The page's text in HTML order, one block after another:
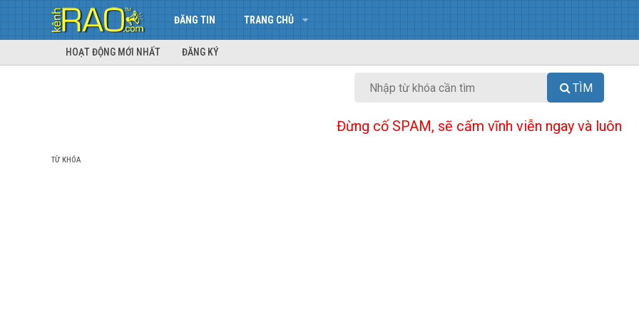
ĐĂNG TIN TRANG CHỦ
HOẠT ĐỘNG MỚI NHẤT ĐĂNG KÝ
TÌM
Đừng cố SPAM, sẽ cấm vĩnh viễn ngay và luôn
TỪ KHÓA